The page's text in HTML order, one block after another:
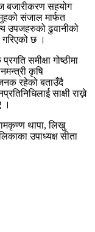
बजारीकरण सहयोग
संजाल मार्फत
उपजहरुको ढुवानीको
छ ।
समीक्षा गोष्ठीमा
कृषि
रहेको बताउँदै
साक्षी राख्ने
।
थापा, लिखु
उपाध्यक्ष सीता